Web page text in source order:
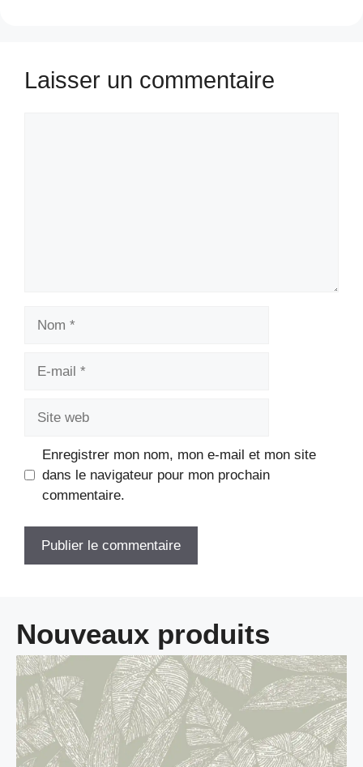
Laisser un commentaire
Enregistrer mon nom, mon e-mail et mon site
dans le navigateur pour mon prochain
commentaire.
Nouveaux produits